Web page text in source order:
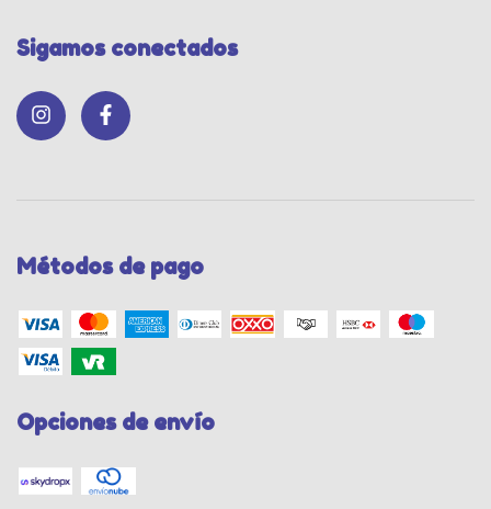
Sigamos conectados
Métodos de pago
Opciones de envío